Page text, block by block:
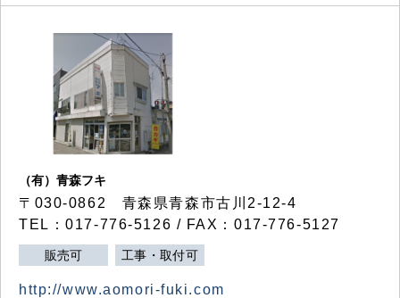
（有）青森フキ
〒030-0862 青森県青森市古川2-12-4
TEL：017-776-5126 / FAX：017-776-5127
販売可 工事・取付可
http://www.aomori-fuki.com